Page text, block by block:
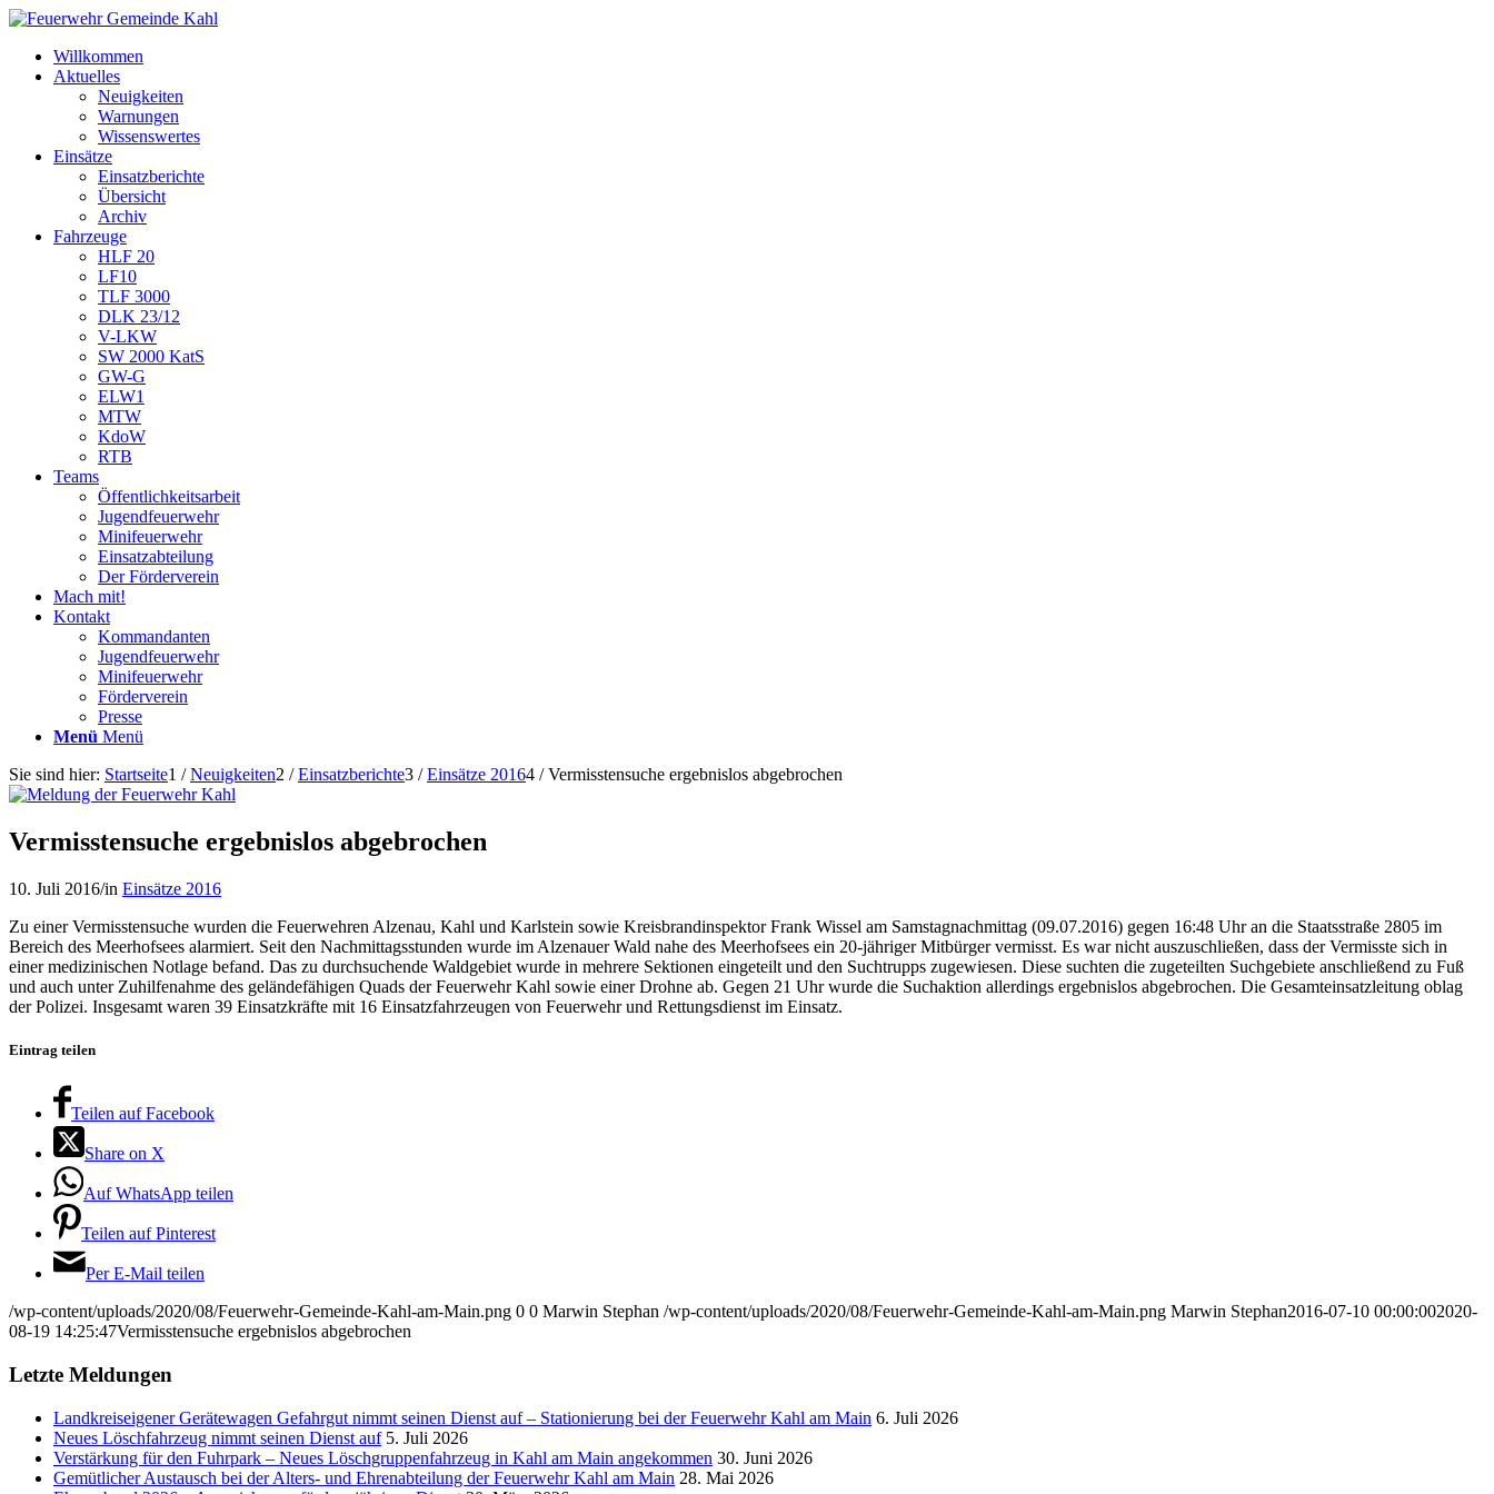
Willkommen
Aktuelles
Neuigkeiten
Warnungen
Wissenswertes
Einsätze
Einsatzberichte
Übersicht
Archiv
Fahrzeuge
HLF 20
LF10
TLF 3000
DLK 23/12
V-LKW
SW 2000 KatS
GW-G
ELW1
MTW
KdoW
RTB
Teams
Öffentlichkeitsarbeit
Jugendfeuerwehr
Minifeuerwehr
Einsatzabteilung
Der Förderverein
Mach mit!
Kontakt
Kommandanten
Jugendfeuerwehr
Minifeuerwehr
Förderverein
Presse
Menü Menü
Sie sind hier: Startseite1 / Neuigkeiten2 / Einsatzberichte3 / Einsätze 20164 / Vermisstensuche ergebnislos abgebrochen
Vermisstensuche ergebnislos abgebrochen
10. Juli 2016/in Einsätze 2016
Zu einer Vermisstensuche wurden die Feuerwehren Alzenau, Kahl und Karlstein sowie Kreisbrandinspektor Frank Wissel am Samstagnachmittag (09.07.2016) gegen 16:48 Uhr an die Staatsstraße 2805 im
Bereich des Meerhofsees alarmiert. Seit den Nachmittagsstunden wurde im Alzenauer Wald nahe des Meerhofsees ein 20-jähriger Mitbürger vermisst. Es war nicht auszuschließen, dass der Vermisste sich in
einer medizinischen Notlage befand. Das zu durchsuchende Waldgebiet wurde in mehrere Sektionen eingeteilt und den Suchtrupps zugewiesen. Diese suchten die zugeteilten Suchgebiete anschließend zu Fuß
und auch unter Zuhilfenahme des geländefähigen Quads der Feuerwehr Kahl sowie einer Drohne ab. Gegen 21 Uhr wurde die Suchaktion allerdings ergebnislos abgebrochen. Die Gesamteinsatzleitung oblag
der Polizei. Insgesamt waren 39 Einsatzkräfte mit 16 Einsatzfahrzeugen von Feuerwehr und Rettungsdienst im Einsatz.
Eintrag teilen
Teilen auf Facebook
Share on X
Auf WhatsApp teilen
Teilen auf Pinterest
Per E-Mail teilen
/wp-content/uploads/2020/08/Feuerwehr-Gemeinde-Kahl-am-Main.png 0 0 Marwin Stephan /wp-content/uploads/2020/08/Feuerwehr-Gemeinde-Kahl-am-Main.png Marwin Stephan2016-07-10 00:00:002020-
08-19 14:25:47Vermisstensuche ergebnislos abgebrochen
Letzte Meldungen
Landkreiseigener Gerätewagen Gefahrgut nimmt seinen Dienst auf – Stationierung bei der Feuerwehr Kahl am Main 6. Juli 2026
Neues Löschfahrzeug nimmt seinen Dienst auf 5. Juli 2026
Verstärkung für den Fuhrpark – Neues Löschgruppenfahrzeug in Kahl am Main angekommen 30. Juni 2026
Gemütlicher Austausch bei der Alters- und Ehrenabteilung der Feuerwehr Kahl am Main 28. Mai 2026